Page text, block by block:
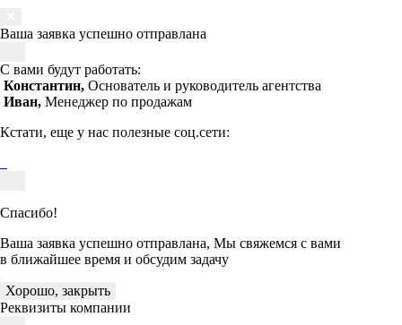
Ваша заявка успешно отправлана
С вами будут работать:
Константин, Основатель и руководитель агентства
Иван, Менеджер по продажам
Кстати, еще у нас полезные соц.сети:
Спасибо!
Ваша заявка успешно отправлана, Мы свяжемся с вами
в ближайшее время и обсудим задачу
Хорошо, закрыть
Реквизиты компании